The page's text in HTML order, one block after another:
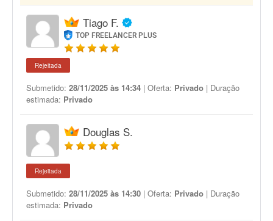
Tiago F.
TOP FREELANCER PLUS
Rejeitada
Submetido: 28/11/2025 às 14:34 | Oferta: Privado | Duração
estimada: Privado
Douglas S.
Rejeitada
Submetido: 28/11/2025 às 14:30 | Oferta: Privado | Duração
estimada: Privado